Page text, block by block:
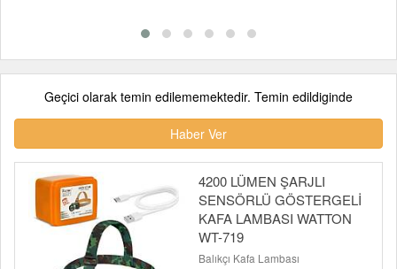
Geçici olarak temin edilememektedir. Temin edildiginde
Haber Ver
4200 LÜMEN ŞARJLI
SENSÖRLÜ GÖSTERGELİ
KAFA LAMBASI WATTON
WT-719
Balıkçı Kafa Lambası